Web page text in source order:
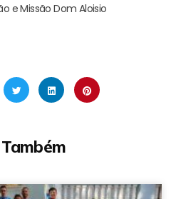
e Missão Dom Aloisio